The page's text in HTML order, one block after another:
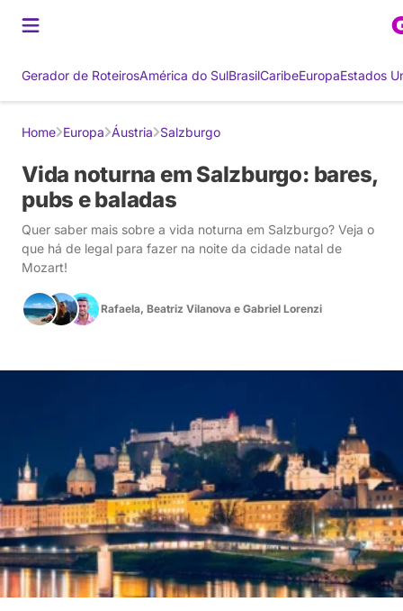
Gerador de RoteirosAmérica do SulBrasilCaribeEuropaEstados
Home Europa Áustria Salzburgo
Vida noturna em Salzburgo: bares,
pubs e baladas
Quer saber mais sobre a vida noturna em Salzburgo? Veja o
que há de legal para fazer na noite da cidade natal de
Mozart!
Rafaela, Beatriz Vilanova e Gabriel Lorenzi